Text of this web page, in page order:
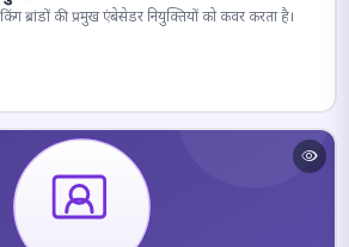
ब्रांडों की प्रमुख एंबेसेडर नियुक्तियों को कवर करता है।